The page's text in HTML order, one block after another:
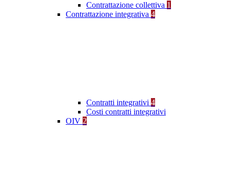
Contrattazione collettiva 1
Contrattazione integrativa 4
Contratti integrativi 4
Costi contratti integrativi
OIV 2